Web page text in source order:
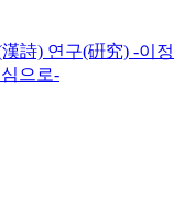
詩) 연구(硏究) -이정
으로-